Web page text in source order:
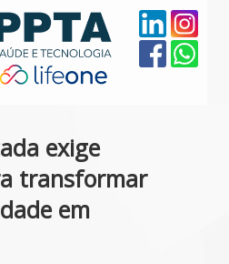
exige
transformar
em